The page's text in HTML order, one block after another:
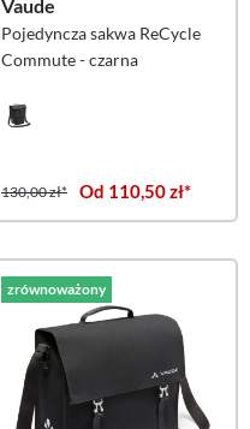
Vaude
Pojedyncza sakwa ReCycle
Commute - czarna
130,00 zł* Od 110,50 zł*
zrównoważony